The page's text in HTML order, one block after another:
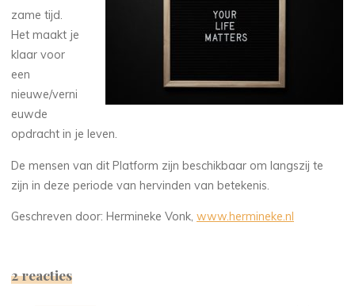
zame tijd.
Het maakt je
klaar voor
een
nieuwe/verni
euwde
opdracht in je leven.
De mensen van dit Platform zijn beschikbaar om langszij te
zijn in deze periode van hervinden van betekenis.
Geschreven door: Hermineke Vonk,www.hermineke.nl
2 reacties